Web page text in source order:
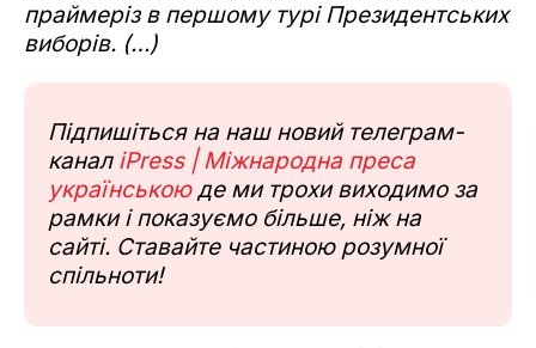
праймеріз в першому турі Президентських
виборів. (…)
Підпишіться на наш новий телеграм-
канал iPress | Міжнародна преса
українськоюде ми трохи виходимо за
рамки і показуємо більше, ніж на
сайті. Ставайте частиною розумної
спільноти!